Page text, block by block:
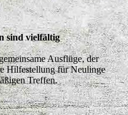
sind vielfältig
Ausflüge, der
Hilfestellung für Neulinge
Treffen.